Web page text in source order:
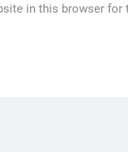
in this browser